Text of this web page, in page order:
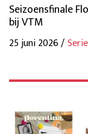
Seizoensfinale
bij VTM
25 juni 2026 /Serie